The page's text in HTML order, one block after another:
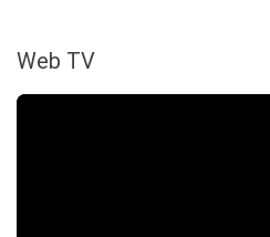
Web TV